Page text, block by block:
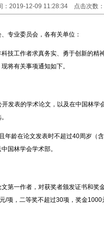
：2019-12-09 11:28:34 点击次数
专业委员会，各有关单位：
技工作者求真务实、勇于创新的精
将有关事项通知如下。
发表的学术论文，以及在中国林学
龄在论文发表时不超过40周岁（
国林学会学术部。
第一作者，对获奖者颁发证书和奖
/项，二等奖不超过30项，奖金